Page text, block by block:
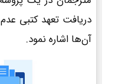
دریافت تعهد کتبی
آن‌ها اشاره نمود.